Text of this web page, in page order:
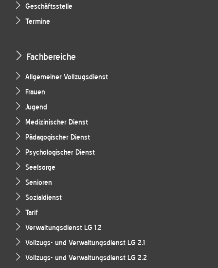
Geschäftsstelle
Termine
Fachbereiche
Allgemeiner Vollzugsdienst
Frauen
Jugend
Medizinischer Dienst
Pädagogischer Dienst
Psychologischer Dienst
Seelsorge
Senioren
Sozialdienst
Tarif
Verwaltungsdienst LG 1.2
Vollzugs- und Verwaltungsdienst LG 2.1
Vollzugs- und Verwaltungsdienst LG 2.2